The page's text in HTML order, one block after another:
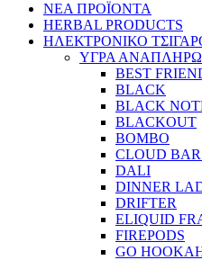
ΝΕΑ ΠΡΟΪΟΝΤΑ
HERBAL PRODUCTS
ΗΛΕΚΤΡΟΝΙΚΟ
ΥΓΡΑ
BEST
BLACK
BLACK
BLACKOUT
BOMBO
CLOUD BAR
DALI
DINNER
DRIFTER
ELIQUID
FIREPODS
GO